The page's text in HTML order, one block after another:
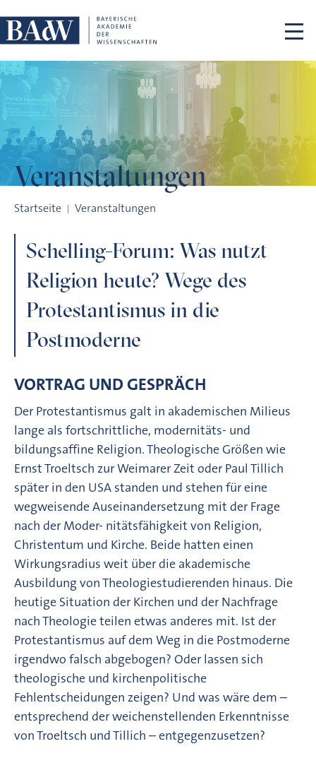
Veranstaltungen
Startseite Veranstaltungen
Schelling-Forum: Was nutzt
Religion heute? Wege des
Protestantismus in die
Postmoderne
VORTRAG UND GESPRÄCH
Der Protestantismus galt in akademischen Milieus
lange als fortschrittliche, modernitäts- und
bildungsaffine Religion. Theologische Größen wie
Ernst Troeltsch zur Weimarer Zeit oder Paul Tillich
später in den USA standen und stehen für eine
wegweisende Auseinandersetzung mit der Frage
nach der Moder- nitätsfähigkeit von Religion,
Christentum und Kirche. Beide hatten einen
Wirkungsradius weit über die akademische
Ausbildung von Theologiestudierenden hinaus. Die
heutige Situation der Kirchen und der Nachfrage
nach Theologie teilen etwas anderes mit. Ist der
Protestantismus auf dem Weg in die Postmoderne
irgendwo falsch abgebogen? Oder lassen sich
theologische und kirchenpolitische
Fehlentscheidungen zeigen? Und was wäre dem –
entsprechend der weichenstellenden Erkenntnisse
von Troeltsch und Tillich – entgegenzusetzen?